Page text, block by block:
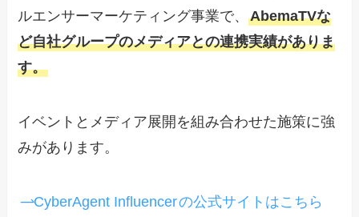
ルエンサーマーケティング事業で、AbemaTVな
ど自社グループのメディアとの連携実績がありま
す。
イベントとメディア展開を組み合わせた施策に強
みがあります。
CyberAgent Influencerの公式サイトはこちら